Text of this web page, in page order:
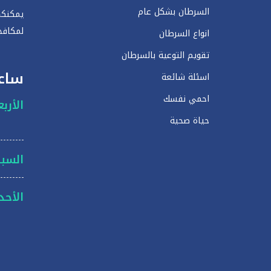
السرطان بشكل عام
انواع السرطان
تقويم التوعية بالسرطان
اسئلة شائعة
احمي نفسك
حياة صحية